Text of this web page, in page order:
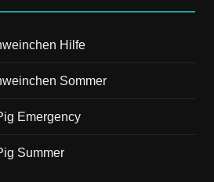
Hilfe
Sommer
Emergency
Summer
Überlebenstaktik für